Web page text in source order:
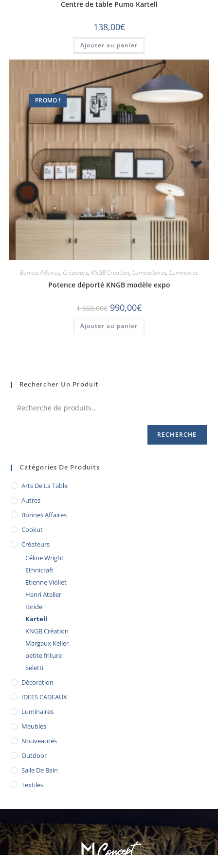
Centre de table Pumo Kartell
138,00€
Ajouter au panier
PROMO !
Bonnes Affaires, Créateurs, KNGB Création, Lampadaires, Luminaires
Potence déporté KNGB modèle expo
1.650,00€ 990,00€
Ajouter au panier
Rechercher Un Produit
RECHERCHE
Catégories De Produits
Arts De La Table
Autres
Bonnes Affaires
Cookut
Créateurs
Céline Wright
Ethnicraft
Etienne Viollet
Henri Atelier
Ibride
Kartell
KNGB Création
Margaux Keller
petite friture
Seletti
Décoration
IDEES CADEAUX
Luminaires
Meubles
Nouveautés
Outdoor
Salle De Bain
Textiles